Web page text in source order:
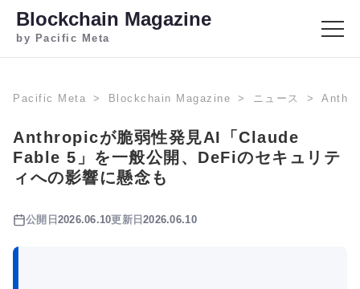
Blockchain Magazine
by Pacific Meta
Pacific Meta Blockchain Magazine ニュース
Anthropicが脆弱性発見AI「Claude
Fable 5」を一般公開、DeFiのセキュリテ
ィへの影響に懸念も
公開日 2026.06.10更新日2026.06.10